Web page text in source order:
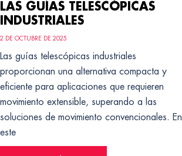
LAS GUÍAS TELESCÓPICAS
INDUSTRIALES
2 DE OCTUBRE DE 2025
Las guías telescópicas industriales
proporcionan una alternativa compacta y
eficiente para aplicaciones que requieren
movimiento extensible, superando a las
soluciones de movimiento convencionales. En
este